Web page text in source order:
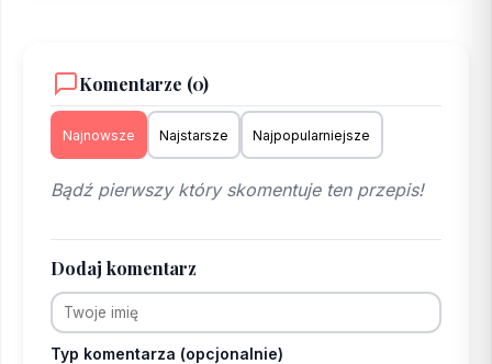
Komentarze (0)
Najnowsze Najstarsze Najpopularniejsze
Bądź pierwszy który skomentuje ten przepis!
Dodaj komentarz
Typ komentarza (opcjonalnie)